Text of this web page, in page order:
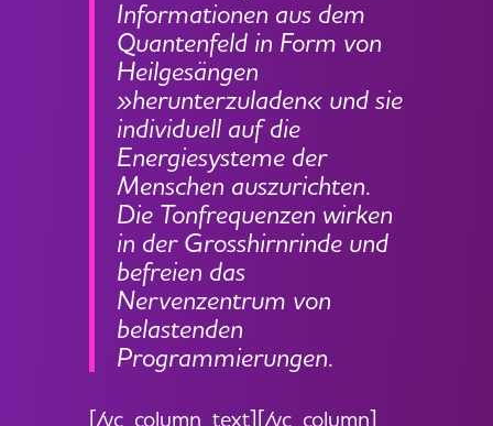
Informationen aus dem
Quantenfeld in Form von
Heilgesängen
»herunterzuladen« und sie
individuell auf die
Energiesysteme der
Menschen auszurichten.
Die Tonfrequenzen wirken
in der Grosshirnrinde und
befreien das
Nervenzentrum von
belastenden
Programmierungen.
[/vc_column_text][/vc_column]